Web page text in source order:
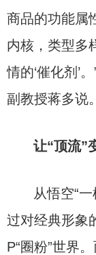
商品的功能属
内核，类型多
情的‘催化剂’
副教授蒋多说。
让“顶流”
从悟空“
过对经典形象
P“圈粉”世界